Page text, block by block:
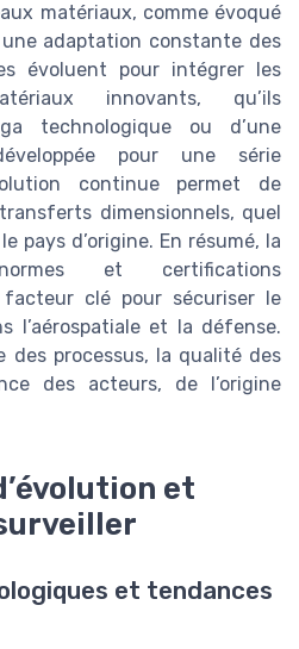
matériaux, comme évoqué
adaptation constante des
évoluent pour intégrer les
innovants, qu’ils
technologique ou d’une
pour une série
continue permet de
dimensionnels, quel
pays d’origine. En résumé, la
et certifications
clé pour sécuriser le
l’aérospatiale et la défense.
des processus, la qualité des
des acteurs, de l’origine
et
et tendances